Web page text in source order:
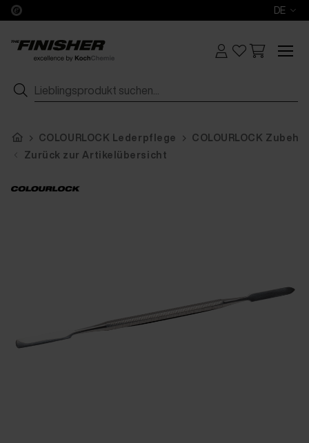
DE
COLOURLOCK Lederpflege
COLOURLOCK
Zurück zur Artikelübersicht